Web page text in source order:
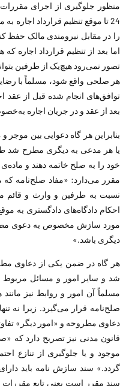
منظور جلوگیری از اجرای
24 تا موقع تنظیم قرارداد
را در مقابل نیرومندی مالک حفظ
اما بعد از تنظیم قرارداد اجاره
تصور نمی‌رود هیچ‌یک از طرفین
توافق‌های انجام شده قبل از عقد
بعد از عقد و در جریان اجاره
بنابراین هر گاه دعوایی بین موجر
یا هر مدعی به دیگری مطرح شد
مقرر می‌دارد: «مفاد صلح‌نامه
نسبت به طرفین و وارث و قائم
احکام دادگاه‌های دادگستری به
مورد سازش مخصوص به دعوی
دیگری باشد.»
هر گاه در ضمن یکی از دعاوی
شد و سایر امور و مسائل مربوط
مسلماً آن امور و روابط نیز
قانون مدنی نیز تصریح دارد که
موجود و یا جلوگیری از تنازع
گردد.» سند سازش نامه باید
سند مقرر است یعنی تایع